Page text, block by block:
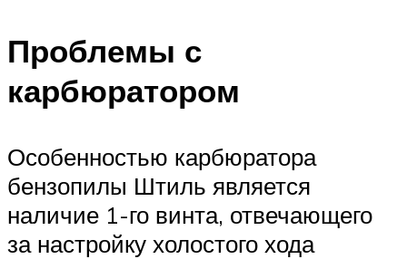
Проблемы с
карбюратором
Особенностью карбюратора
бензопилы Штиль является
наличие 1-го винта, отвечающего
за настройку холостого хода